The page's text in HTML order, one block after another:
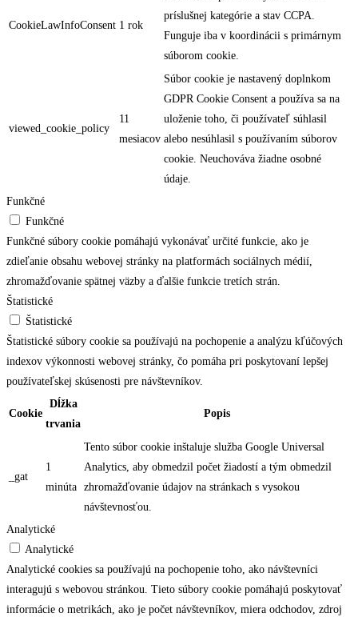
CookieLawInfoConsent 1 rok
príslušnej kategórie a stav CCPA.
Funguje iba v koordinácii s primárnym
súborom cookie.
viewed_cookie_policy
11
mesiacov
Súbor cookie je nastavený doplnkom
GDPR Cookie Consent a používa sa na
uloženie toho, či používateľ súhlasil
alebo nesúhlasil s používaním súborov
cookie. Neuchováva žiadne osobné
údaje.
Funkčné
Funkčné
Funkčné súbory cookie pomáhajú vykonávať určité funkcie, ako je
zdieľanie obsahu webovej stránky na platformách sociálnych médií,
zhromažďovanie spätnej väzby a ďalšie funkcie tretích strán.
Štatistické
Štatistické
Štatistické súbory cookie sa používajú na pochopenie a analýzu kľúčových
indexov výkonnosti webovej stránky, čo pomáha pri poskytovaní lepšej
používateľskej skúsenosti pre návštevníkov.
Cookie
Dĺžka
trvania
Popis
_gat
1
minúta
Tento súbor cookie inštaluje služba Google Universal
Analytics, aby obmedzil počet žiadostí a tým obmedzil
zhromažďovanie údajov na stránkach s vysokou
návštevnosťou.
Analytické
Analytické
Analytické cookies sa používajú na pochopenie toho, ako návštevníci
interagujú s webovou stránkou. Tieto súbory cookie pomáhajú poskytovať
informácie o metrikách, ako je počet návštevníkov, miera odchodov, zdroj